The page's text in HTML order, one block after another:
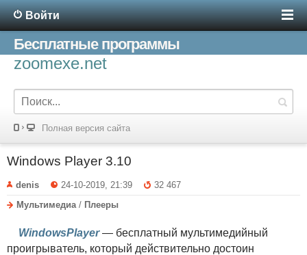
Войти
Бесплатные программы
zoomexe.net
Полная версия сайта
Windows Player 3.10
denis 24-10-2019, 21:39
32 467
Мультимедиа / Плееры
WindowsPlayer— бесплатный мультимедийный
проигрыватель, который действительно достоин